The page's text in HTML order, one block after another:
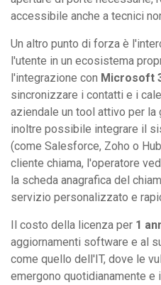
accessibile anche a tecnici
Un altro punto di forza è
l'utente in un ecosistema
l'integrazione con Microsoft
sincronizzare i contatti e i
aziendale un tool attivo per la
inoltre possibile integrare il
(come Salesforce, Zoho o
cliente chiama, l'operatore
la scheda anagrafica del
servizio personalizzato e
Il costo della licenza per 1
aggiornamenti software e al
come quello dell'IT, dove le
emergono quotidianamente